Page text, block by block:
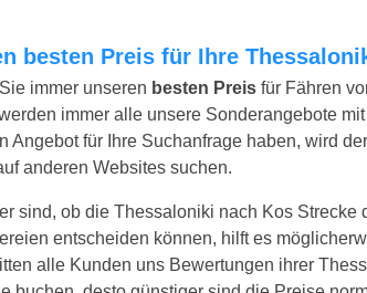
besten Preis für Ihre
immer unseren besten Preis für Fähren
immer alle unsere Sonderangebote
Angebot für Ihre Suchanfrage haben, wird
anderen Websites suchen.
sind, ob die Thessaloniki nach Kos
entscheiden können, hilft es
alle Kunden uns Bewertungen ihrer